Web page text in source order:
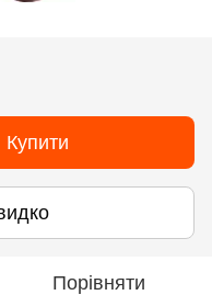
Купити
Порівняти